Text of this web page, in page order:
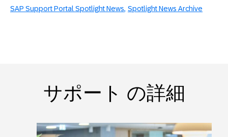
SAP Support Portal Spotlight News Spotlight News Archive
サポート の詳細